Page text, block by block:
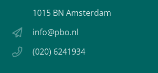
1015 BN Amsterdam
info@pbo.nl
(020) 6241934